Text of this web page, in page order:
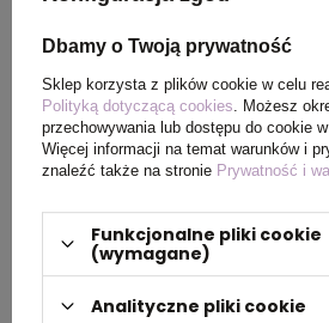
Wymiary
produktu
ø67 x
Kolor stalowy
PAKOWANIE
Wymiary
Dbamy o Twoją prywatność
Sklep korzysta z plików cookie w celu
Polityką dotyczącą cookies . Możesz
przechowywania lub dostępu do cookie
Więcej informacji na temat warunków i
znaleźć także na stronie Prywatność i
Funkcjonalne pliki cookie
(wymagane)
Analityczne pliki cookie